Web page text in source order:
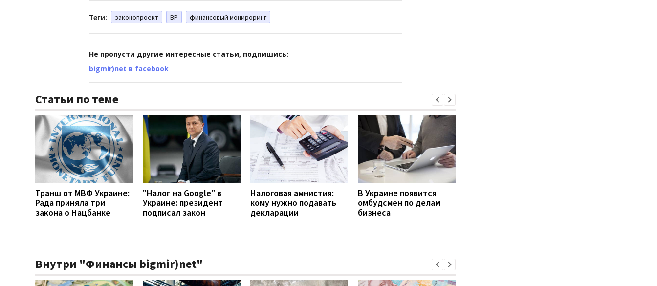
Теги: законопроект ВР финансовый монироринг
Не пропусти другие интересные статьи, подпишись:
bigmir)net в facebook
Статьи по теме
Транш от МВФ Украине:
Рада приняла три
закона о Нацбанке
"Налог на Google" в
Украине: президент
подписал закон
Налоговая амнистия:
кому нужно подавать
декларации
В Украине появится
омбудсмен по делам
бизнеса
Внутри "Финансы bigmir)net"